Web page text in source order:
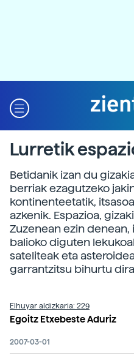
Lurretik
Betidanik izan du
berriak ezagutzeko
kontinenteetatik,
azkenik. Espazioa,
Zuzenean ezin
balioko diguten
sateliteak eta
garrantzitsu bihurtu
Elhuyar aldizkaria: 229
Egoitz Etxebeste Aduriz
2007-03-01